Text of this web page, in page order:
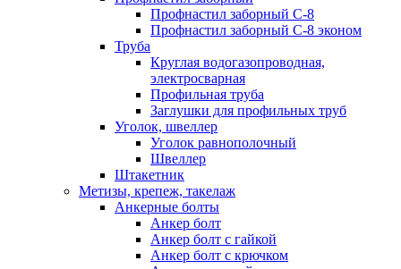
Профнастил заборный С-8
Профнастил заборный С-8 эконом
Труба
Круглая водогазопроводная,
электросварная
Профильная труба
Заглушки для профильных труб
Уголок, швеллер
Уголок равнополочный
Швеллер
Штакетник
Метизы, крепеж, такелаж
Анкерные болты
Анкер болт
Анкер болт с гайкой
Анкер болт с крючком